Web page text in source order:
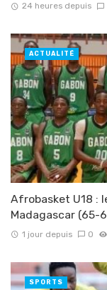
24 heures depuis
Afrobasket U18 :
Madagascar (65-
1 jour depuis 0
ACTUALITÉ
SPORTS